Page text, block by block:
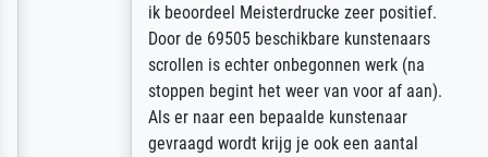
ik beoordeel Meisterdrucke zeer positief.
Door de 69505 beschikbare kunstenaars
scrollen is echter onbegonnen werk (na
stoppen begint het weer van voor af aan).
Als er naar een bepaalde kunstenaar
gevraagd wordt krijg je ook een aantal